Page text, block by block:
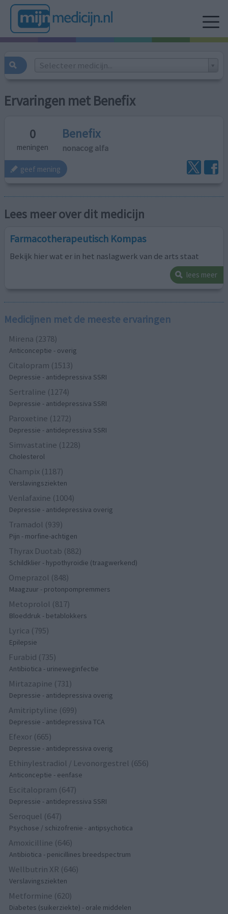
Selecteer medicijn...
Ervaringen met Benefix
0
meningen
Benefix
nonacog alfa
geef mening
Lees meer over dit medicijn
Farmacotherapeutisch Kompas
Bekijk hier wat er in het naslagwerk van de arts staat
lees meer
Medicijnen met de meeste ervaringen
Mirena (2378)
Anticonceptie - overig
Citalopram (1513)
Depressie - antidepressiva SSRI
Sertraline (1274)
Depressie - antidepressiva SSRI
Paroxetine (1272)
Depressie - antidepressiva SSRI
Simvastatine (1228)
Cholesterol
Champix (1187)
Verslavingsziekten
Venlafaxine (1004)
Depressie - antidepressiva overig
Tramadol (939)
Pijn - morfine-achtigen
Thyrax Duotab (882)
Schildklier - hypothyroidie (traagwerkend)
Omeprazol (848)
Maagzuur - protonpompremmers
Metoprolol (817)
Bloeddruk - betablokkers
Lyrica (795)
Epilepsie
Furabid (735)
Antibiotica - urineweginfectie
Mirtazapine (731)
Depressie - antidepressiva overig
Amitriptyline (699)
Depressie - antidepressiva TCA
Efexor (665)
Depressie - antidepressiva overig
Ethinylestradiol / Levonorgestrel (656)
Anticonceptie - eenfase
Escitalopram (647)
Depressie - antidepressiva SSRI
Seroquel (647)
Psychose / schizofrenie - antipsychotica
Amoxicilline (646)
Antibiotica - penicillines breedspectrum
Wellbutrin XR (646)
Verslavingsziekten
Metformine (620)
Diabetes (suikerziekte) - orale middelen